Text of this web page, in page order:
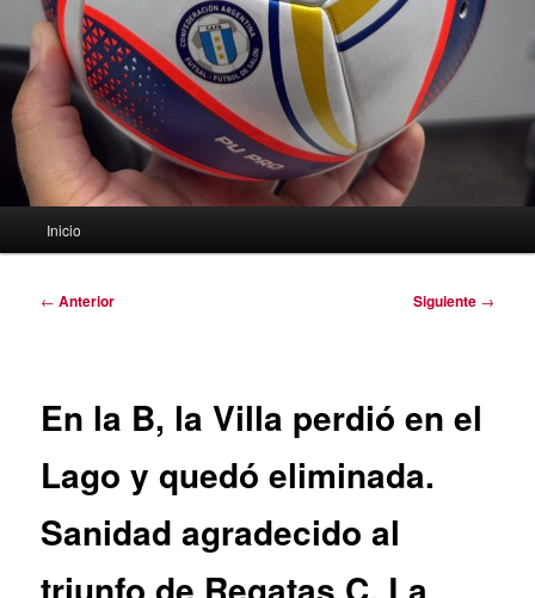
Inicio
Navegación
← Anterior Siguiente →
En la B, la Villa perdió en el
Lago y quedó eliminada.
Sanidad agradecido al